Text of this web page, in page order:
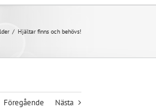
Hjältar finns och behövs!
Föregående Nästa